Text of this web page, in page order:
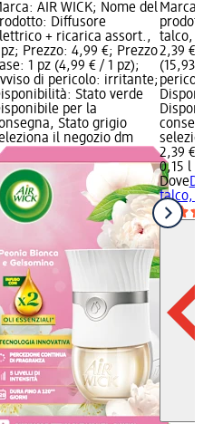
AIR WICK; Nome del
Diffusore
+ ricarica assort.,
pz; Prezzo: 4,99 €; Prezzo
1 pz (4,99 € / 1 pz);
di pericolo: irritante;
Stato verde
per la
Stato grigio
il negozio dm
Marca:
talco,
2,39 €;
(15,93 €
2,39 €
0,15 l
Dove
talco,